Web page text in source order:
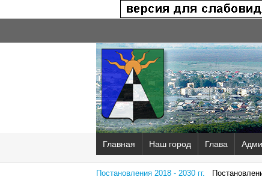
Главная Наш город Глава
Постановления 2018 - 2030 гг.